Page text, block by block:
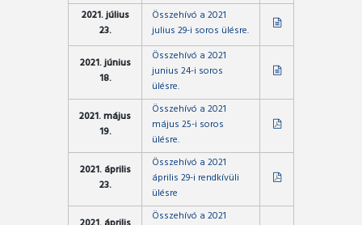
2021. július
23.
Összehívó a 2021
julius 29-i soros ülésre.
2021. június
18.
Összehívó a 2021
junius 24-i soros
ülésre.
2021. május
19.
Összehívó a 2021
május 25-i soros
ülésre.
2021. április
23.
Összehívó a 2021
április 29-i rendkívüli
ülésre
Összehívó a 2021